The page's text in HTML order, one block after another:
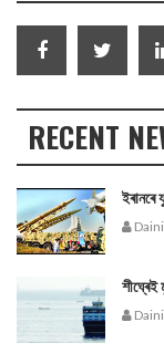
RECENT
ইৰানৰে